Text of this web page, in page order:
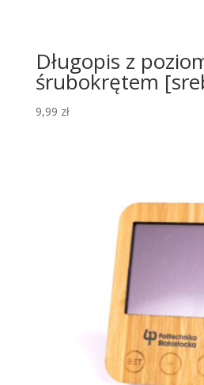
Długopis z
śrubokrętem
9,99 zł